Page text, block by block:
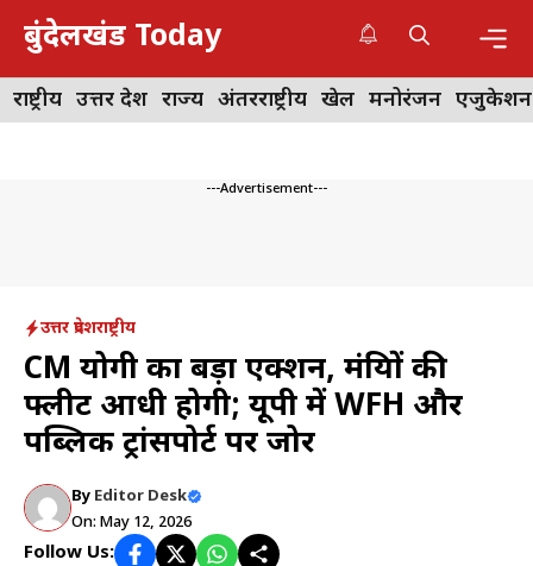
Skip
content
बुंदेलखंड Today
राष्ट्रीय उत्तर प्रदेश राज्य अंतरराष्ट्रीय खेल मनोरंजन एजुकेशन
---Advertisement---
उत्तर प्रदेशराष्ट्रीय
CM योगी का बड़ा एक्शन, मंत्रियों की
फ्लीट आधी होगी; यूपी में WFH और
पब्लिक ट्रांसपोर्ट पर जोर
By Editor Desk
On: May 12, 2026
Follow Us: